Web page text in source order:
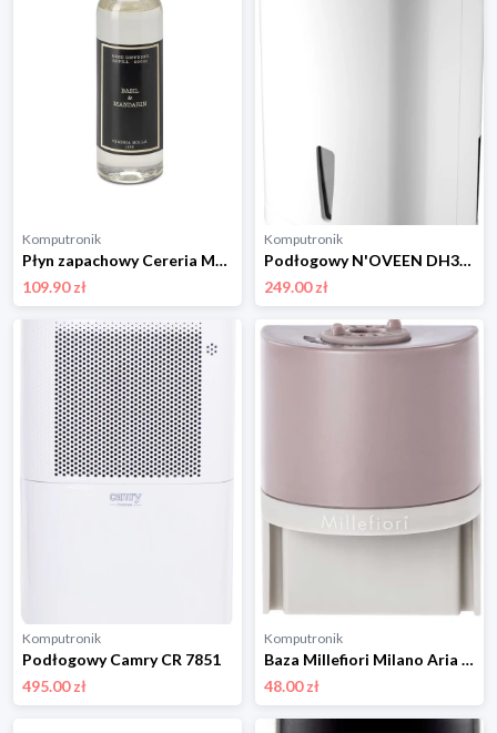
Komputronik
Płyn zapachowy Cereria Molla Basil & Mandarin 200 ml
109.90 zł
Komputronik
Podłogowy N'OVEEN DH350 UV biały
249.00 zł
Komputronik
Podłogowy Camry CR 7851
495.00 zł
Komputronik
Baza Millefiori Milano Aria Baza z Regulacją Intensywności
48.00 zł